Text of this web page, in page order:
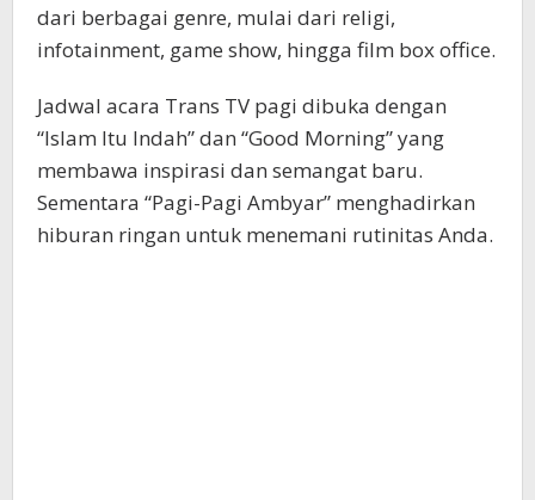
dari berbagai genre, mulai dari religi,
infotainment, game show, hingga film box office.
Jadwal acara Trans TV pagi dibuka dengan
“Islam Itu Indah” dan “Good Morning” yang
membawa inspirasi dan semangat baru.
Sementara “Pagi-Pagi Ambyar” menghadirkan
hiburan ringan untuk menemani rutinitas Anda.